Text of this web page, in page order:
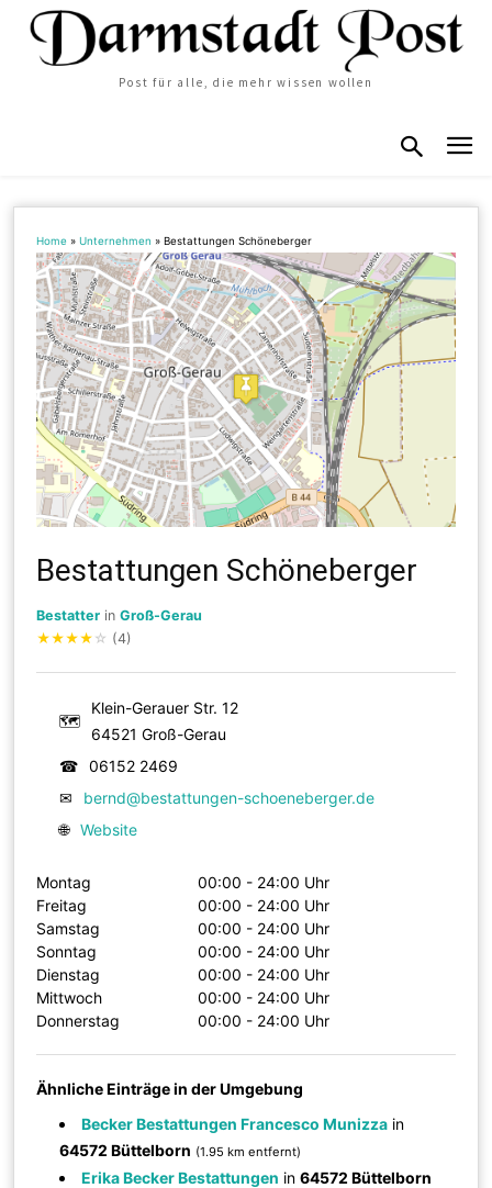
Post für alle, die mehr wissen wollen
Home »Unternehmen »Bestattungen Schöneberger
Bestattungen Schöneberger
Bestatter inGroß-Gerau
★★★★ ☆ (4)
🗺
Klein-Gerauer Str. 12
64521 Groß-Gerau
☎
06152 2469
✉
bernd@bestattungen-schoeneberger.de
🌐 Website
Montag
00:00 - 24:00 Uhr
Freitag
00:00 - 24:00 Uhr
Samstag
00:00 - 24:00 Uhr
Sonntag
00:00 - 24:00 Uhr
Dienstag
00:00 - 24:00 Uhr
Mittwoch
00:00 - 24:00 Uhr
Donnerstag
00:00 - 24:00 Uhr
Ähnliche Einträge in der Umgebung
Becker Bestattungen Francesco Munizza in
64572 Büttelborn (1.95 km entfernt)
Erika Becker Bestattungen in64572 Büttelborn